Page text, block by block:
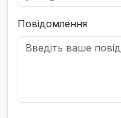
Повідомлення